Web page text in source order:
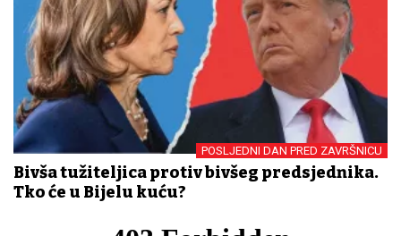
POSLJEDNI DAN PRED ZAVRŠNICU
Bivša tužiteljica protiv bivšeg predsjednika.
Tko će u Bijelu kuću?